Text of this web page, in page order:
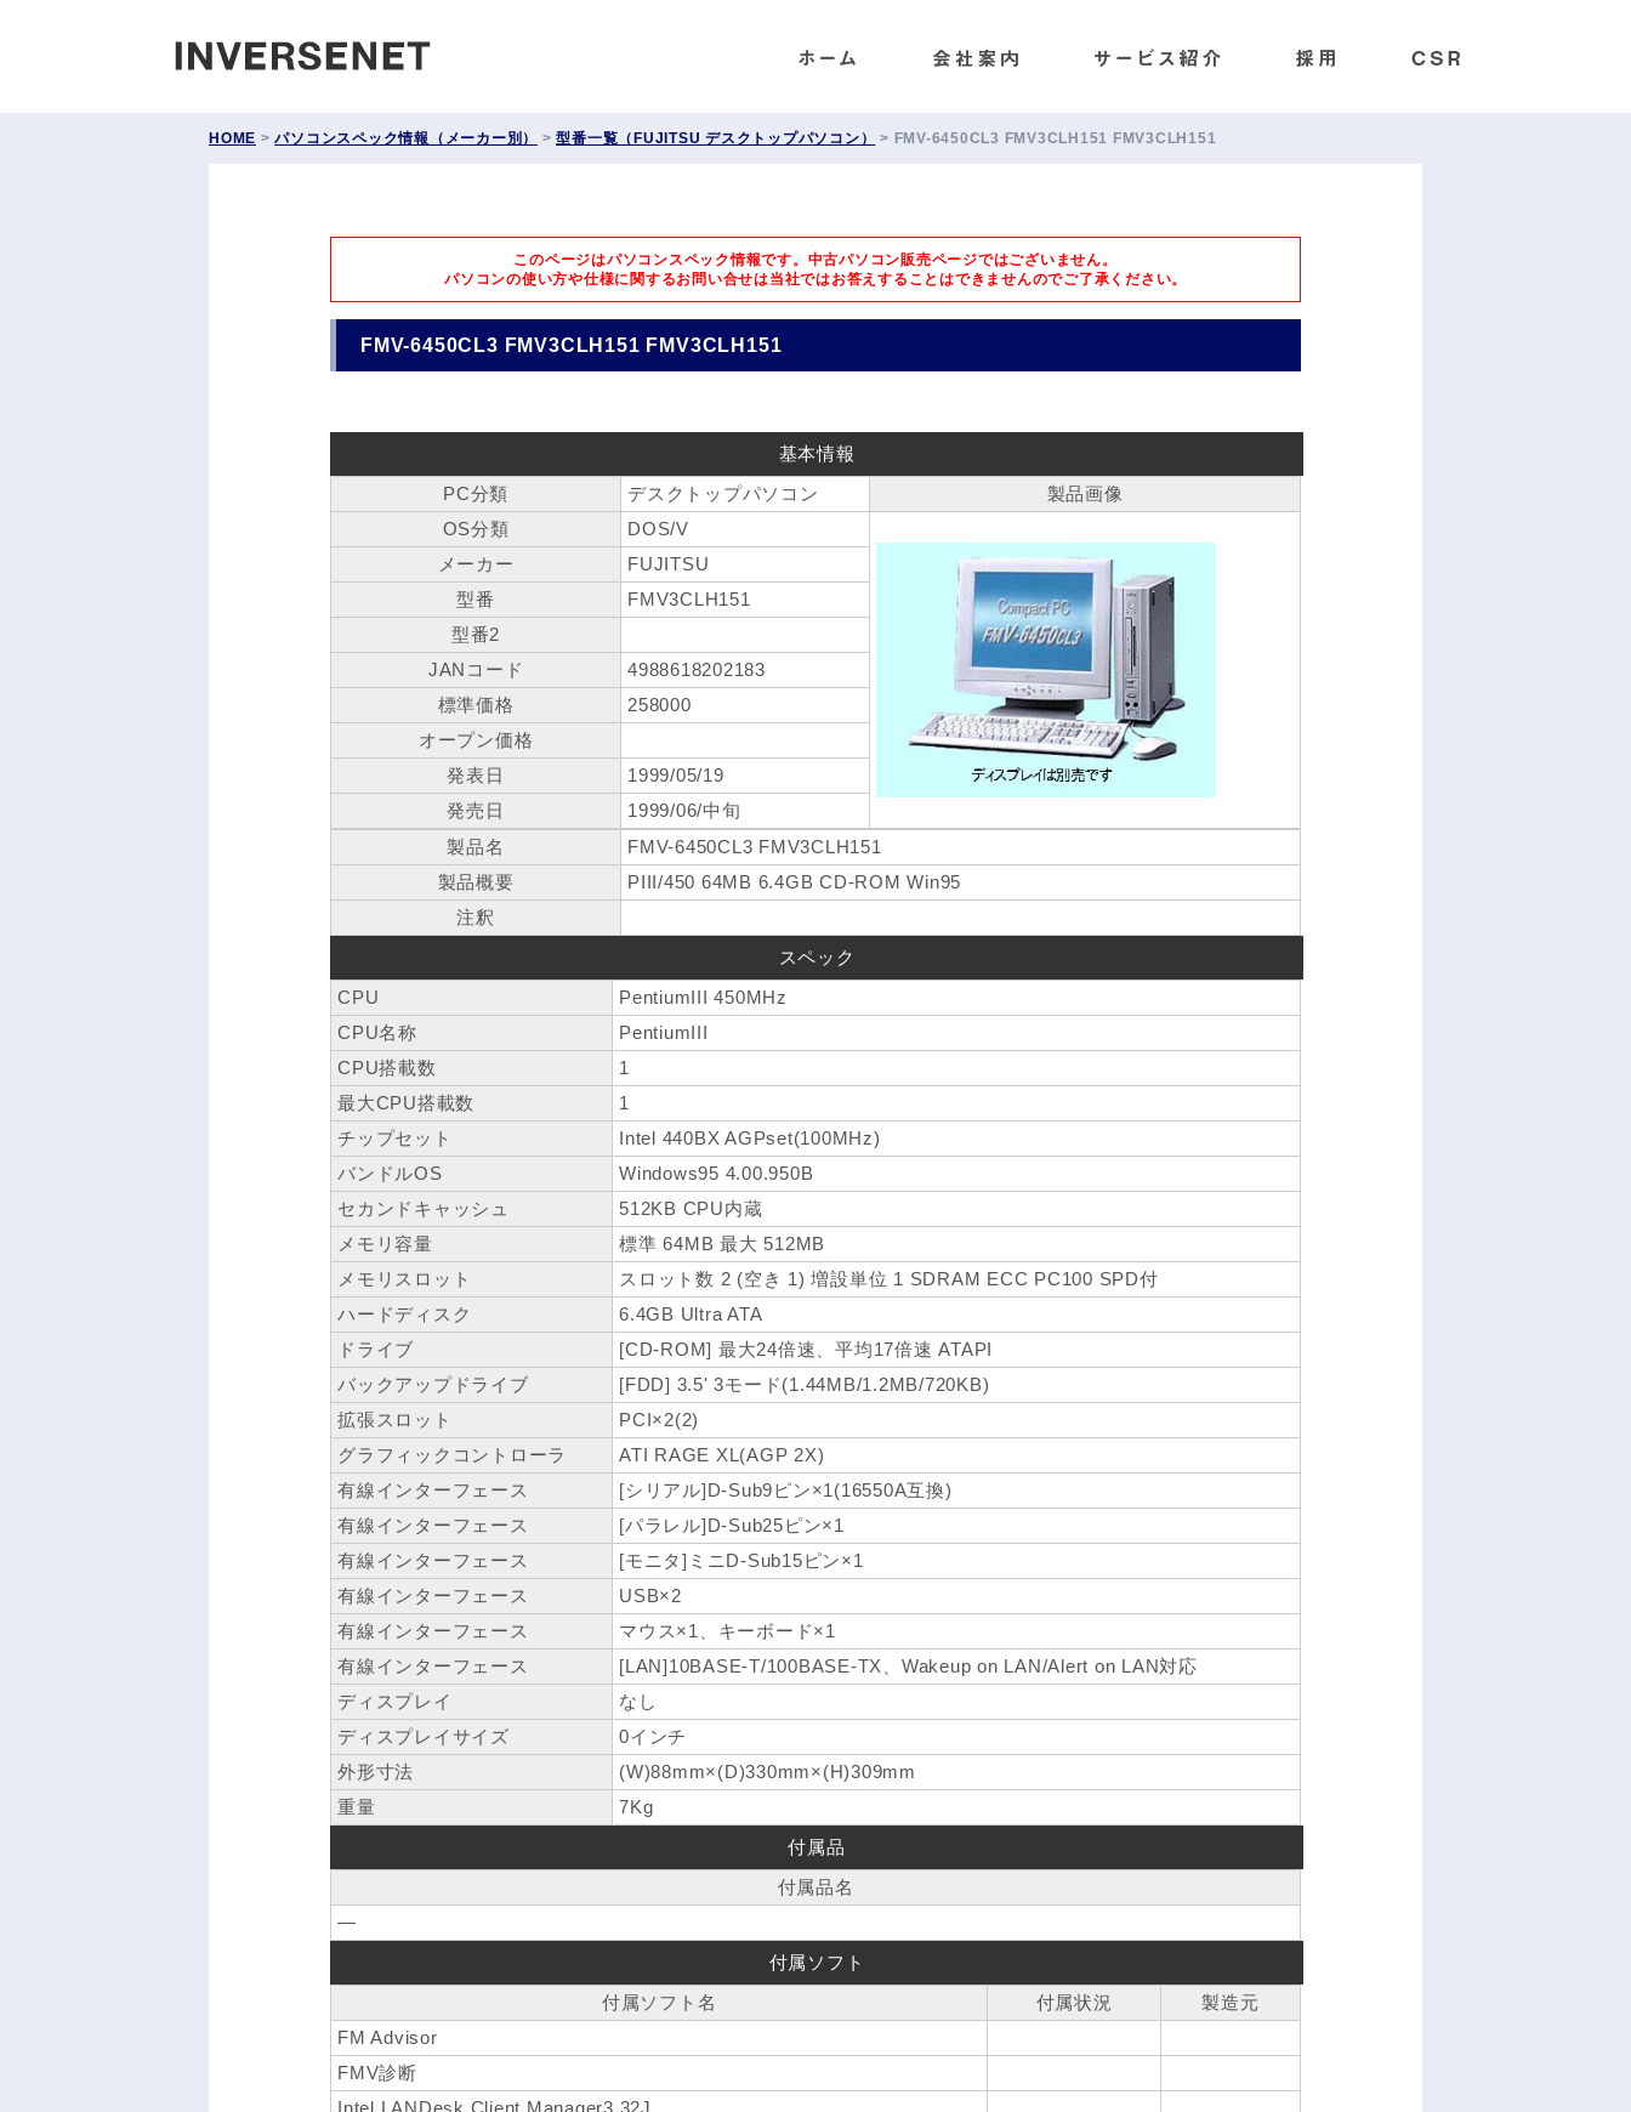
HOME >パソコンスペック情報（メーカー別） >型番一覧（FUJITSU デスクトップパソコン） > FMV-6450CL3 FMV3CLH151 FMV3CLH151
このページはパソコンスペック情報です。中古パソコン販売ページではございません。
パソコンの使い方や仕様に関するお問い合せは当社ではお答えすることはできませんのでご了承ください。
FMV-6450CL3 FMV3CLH151 FMV3CLH151
基本情報
PC分類
デスクトップパソコン
製品画像
OS分類
DOS/V
メーカー
FUJITSU
型番
FMV3CLH151
型番2
JANコード
4988618202183
標準価格
258000
オープン価格
発表日
1999/05/19
発売日
1999/06/中旬
製品名
FMV-6450CL3 FMV3CLH151
製品概要
PIII/450 64MB 6.4GB CD-ROM Win95
注釈
スペック
CPU
PentiumIII 450MHz
CPU名称
PentiumIII
CPU搭載数
1
最大CPU搭載数
1
チップセット
Intel 440BX AGPset(100MHz)
バンドルOS
Windows95 4.00.950B
セカンドキャッシュ
512KB CPU内蔵
メモリ容量
標準 64MB 最大 512MB
メモリスロット
スロット数 2 (空き 1) 増設単位 1 SDRAM ECC PC100 SPD付
ハードディスク
6.4GB Ultra ATA
ドライブ
[CD-ROM] 最大24倍速、平均17倍速 ATAPI
バックアップドライブ
[FDD] 3.5' 3モード(1.44MB/1.2MB/720KB)
拡張スロット
PCI×2(2)
グラフィックコントローラ
ATI RAGE XL(AGP 2X)
有線インターフェース
[シリアル]D-Sub9ピン×1(16550A互換)
有線インターフェース
[パラレル]D-Sub25ピン×1
有線インターフェース
[モニタ]ミニD-Sub15ピン×1
有線インターフェース
USB×2
有線インターフェース
マウス×1、キーボード×1
有線インターフェース
[LAN]10BASE-T/100BASE-TX、Wakeup on LAN/Alert on LAN対応
ディスプレイ
なし
ディスプレイサイズ
0インチ
外形寸法
(W)88mm×(D)330mm×(H)309mm
重量
7Kg
付属品
付属品名
―
付属ソフト
付属ソフト名
付属状況
製造元
FM Advisor
FMV診断